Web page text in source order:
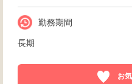
勤務期間
長期
お